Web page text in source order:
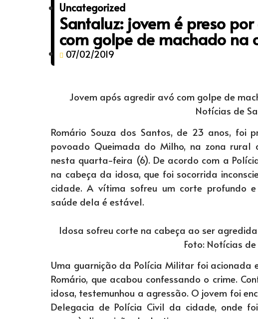
Uncategorized
Santaluz: jovem é preso
com golpe de machado na
07/02/2019
Jovem após agredir avó com golpe de
Notícias de
Romário Souza dos Santos, de 23 anos, foi
povoado Queimada do Milho, na zona rural
nesta quarta-feira (6). De acordo com a
na cabeça da idosa, que foi socorrida
cidade. A vítima sofreu um corte profundo
saúde dela é estável.
Idosa sofreu corte na cabeça ao ser
Foto: Notícias
Uma guarnição da Polícia Militar foi acionada
Romário, que acabou confessando o crime.
idosa, testemunhou a agressão. O jovem foi
Delegacia de Polícia Civil da cidade, onde